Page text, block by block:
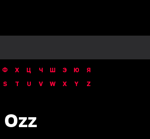
Ф Х Ц Ч Ш Э Ю
Я
S T U V W X Y Z
Ozz